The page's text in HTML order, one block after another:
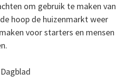
om gebruik te maken van
hoop de huizenmarkt weer
voor starters en mensen